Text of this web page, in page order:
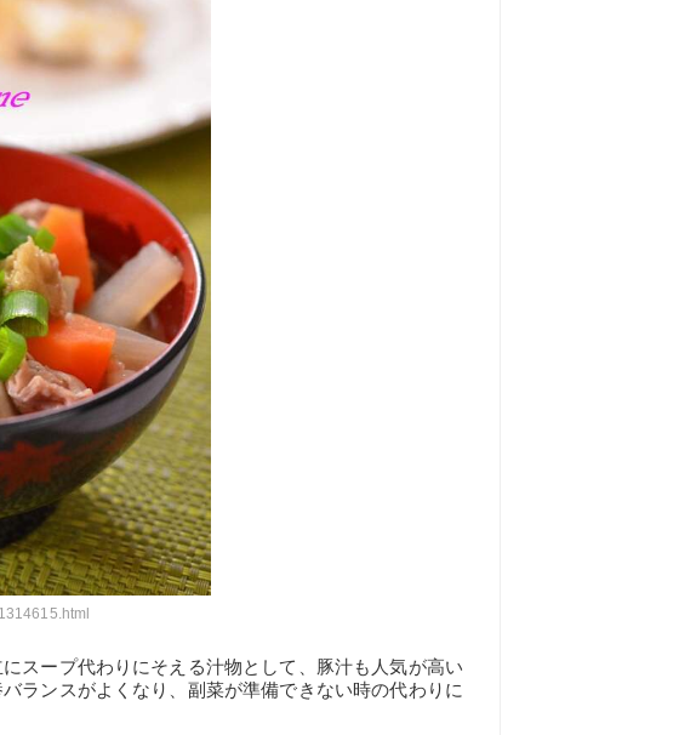
スープ代わりにそえる汁物として、豚汁も人気が高い
ランスがよくなり、副菜が準備できない時の代わりに